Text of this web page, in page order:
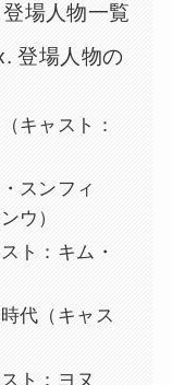
場人物一覧
登場人物の
キャスト：
スンフィ
ウ）
ト：キム・
代（キャス
ト：ヨヌ